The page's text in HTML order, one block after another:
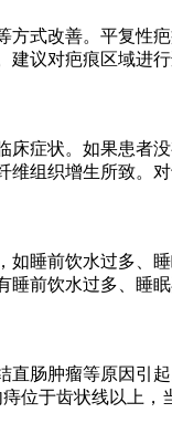
式改善。平复性
议对疤痕区域进
症状。如果患
组织增生所致。
睡前饮水过多、
前饮水过多、睡
肠肿瘤等原因引
位于齿状线以上